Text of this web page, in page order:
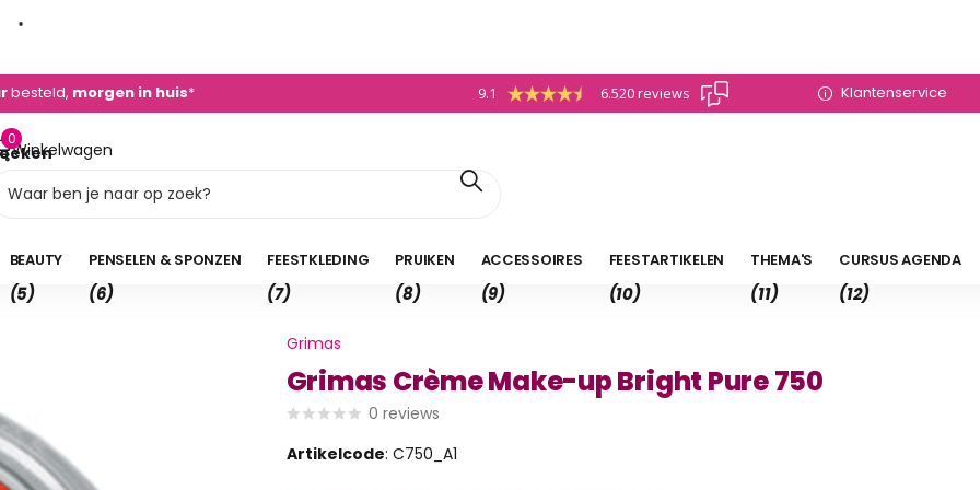
- 450 882
+31 (0)495 - 450 882 9.1 6.520 reviews Klantenservice
Winkelwagen
0
0,00
BEAUTY
(5)
PENSELEN & SPONZEN
(6)
FEESTKLEDING
(7)
PRUIKEN
(8)
ACCESSOIRES
(9)
FEESTARTIKELEN
(10)
THEMA'S
(11)
CURSUS AGENDA
(12)
Grimas
Grimas Crème Make-up Bright Pure 750
0 reviews
Artikelcode: C750_A1